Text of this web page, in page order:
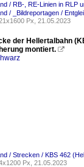
/ RB-, RE-Linien in RLP
/ _Bildreportagen /
Px, 21.05.2023
der Hellertalbahn
montiert. 
/ Strecken / KBS 462
Px, 21.05.2023